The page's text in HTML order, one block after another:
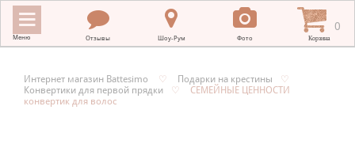
0
Корзина
Меню
ИНТЕРНЕТ МАГАЗИН BATTESIMO
Отзывы Шоу-Рум Фото
Интернет магазин Battesimo ♡ Подарки на крестины
♡
Конвертики для первой прядки
♡
СЕМЕЙНЫЕ ЦЕННОСТИ
конвертик для волос